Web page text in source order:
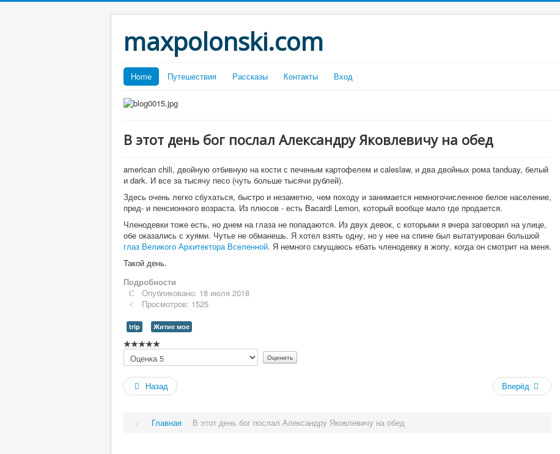
maxpolonski.com
Home Путешествия Рассказы Контакты Вход
В этот день бог послал Александру Яковлевичу на обед
american chili, двойную отбивную на кости с печеным картофелем и caleslaw, и два двойных рома tanduay, белый
и dark. И все за тысячу песо (чуть больше тысячи рублей).
Здесь очень легко сбухаться, быстро и незаметно, чем походу и занимается немногочисленное белое население,
пред- и пенсионного возраста. Из плюсов - есть Bacardi Lemon, который вообще мало где продается.
Членодевки тоже есть, но днем на глаза не попадаются. Из двух девок, с которыми я вчера заговорил на улице,
обе оказались с хуями. Чутье не обманешь. Я хотел взять одну, но у нее на спине был вытатуирован большой
глаз Великого Архитектора Вселенной. Я немного смущаюсь ебать членодевку в жопу, когда он смотрит на меня.
Такой день.
Подробности
Опубликовано: 18 июля 2018
Просмотров: 1525
trip Житие мое
Рейтинг:
/
Пожалуйста,
оцените
Назад
Вперёд
Главная В этот день бог послал Александру Яковлевичу на обед